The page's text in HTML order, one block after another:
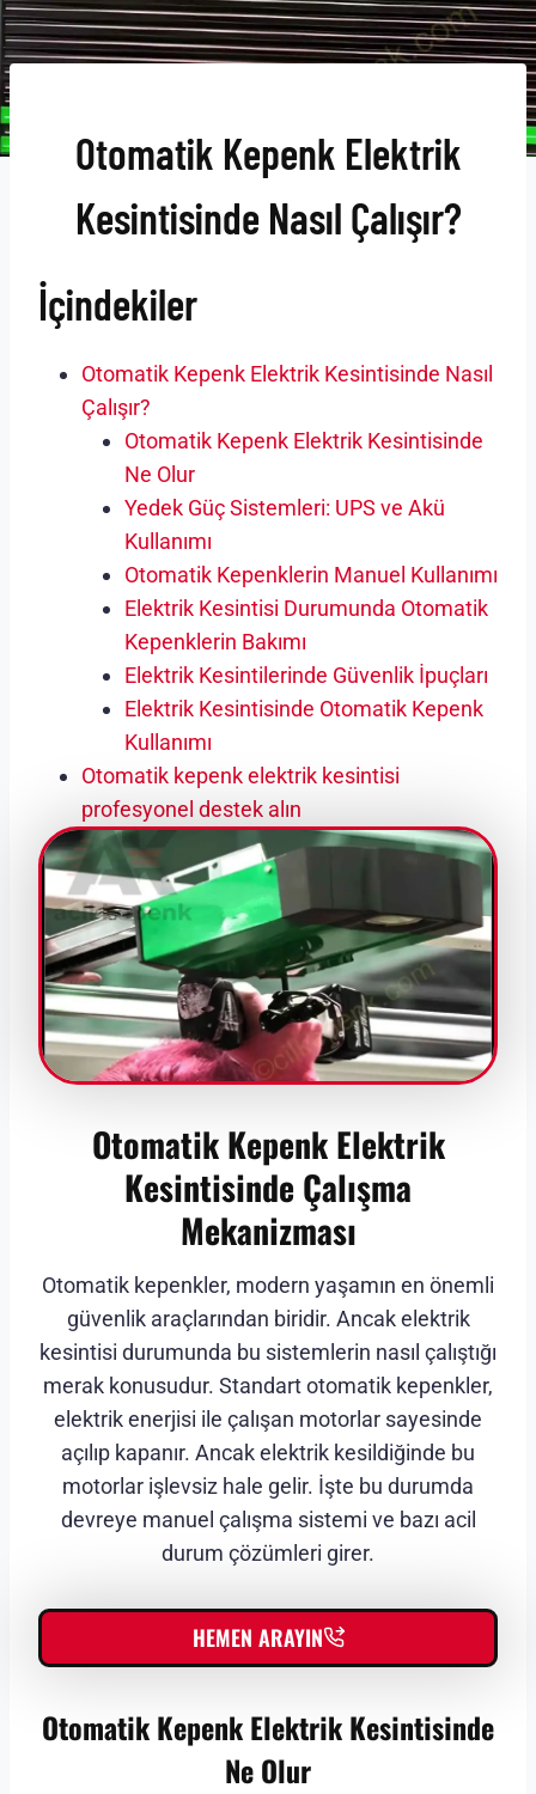
Otomatik Kepenk Elektrik
Kesintisinde Nasıl Çalışır?
İçindekiler
Otomatik Kepenk Elektrik Kesintisinde Nasıl
Çalışır?
Otomatik Kepenk Elektrik Kesintisinde
Ne Olur
Yedek Güç Sistemleri: UPS ve Akü
Kullanımı
Otomatik Kepenklerin Manuel Kullanımı
Elektrik Kesintisi Durumunda Otomatik
Kepenklerin Bakımı
Elektrik Kesintilerinde Güvenlik İpuçları
Elektrik Kesintisinde Otomatik Kepenk
Kullanımı
Otomatik kepenk elektrik kesintisi
profesyonel destek alın
Otomatik Kepenk Elektrik
Kesintisinde Çalışma
Mekanizması
Otomatik kepenkler, modern yaşamın en önemli
güvenlik araçlarından biridir. Ancak elektrik
kesintisi durumunda bu sistemlerin nasıl çalıştığı
merak konusudur. Standart otomatik kepenkler,
elektrik enerjisi ile çalışan motorlar sayesinde
açılıp kapanır. Ancak elektrik kesildiğinde bu
motorlar işlevsiz hale gelir. İşte bu durumda
devreye manuel çalışma sistemi ve bazı acil
durum çözümleri girer.
HEMEN ARAYIN
Otomatik Kepenk Elektrik Kesintisinde
Ne Olur